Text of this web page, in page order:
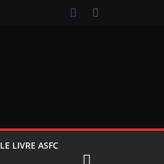
LE LIVRE ASFC